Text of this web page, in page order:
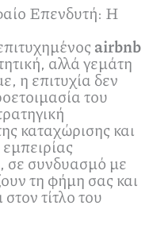
Επενδυτή: Η
airbnb
αλλά γεμάτη
η επιτυχία δεν
του
καταχώρισης και
σε συνδυασμό με
τη φήμη σας και
τίτλο του